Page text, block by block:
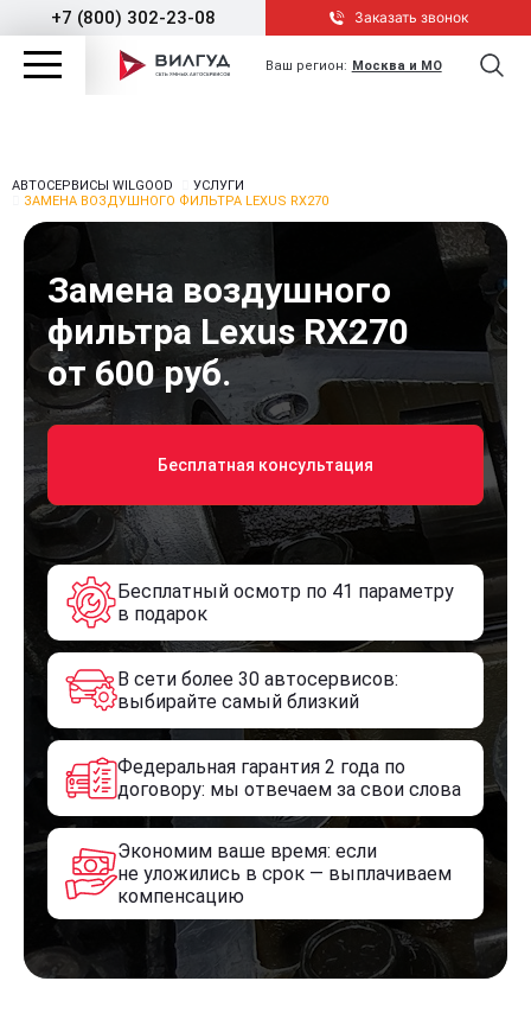
+7 (800) 302-23-08 Заказать звонок
Ваш регион: Москва и МО
АВТОСЕРВИСЫ WILGOOD
УСЛУГИ
ЗАМЕНА ВОЗДУШНОГО ФИЛЬТРА LEXUS RX270
Замена воздушного
фильтра Lexus RX270
от 600 руб.
Бесплатная консультация
Бесплатный осмотр по 41 параметру
в подарок
В сети более 30 автосервисов:
выбирайте самый близкий
Федеральная гарантия 2 года по
договору: мы отвечаем за свои слова
Экономим ваше время: если
не уложились в срок — выплачиваем
компенсацию